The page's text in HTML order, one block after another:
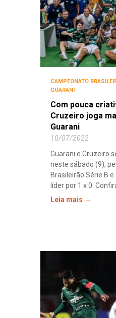
CAMPEONATO
GUARANI
Com pouca
Cruzeiro joga
Guarani
10/07/2022
Guarani e Cruzeiro
neste sábado (9),
Brasileirão Série B
líder por 1 x 0.
Leia mais →